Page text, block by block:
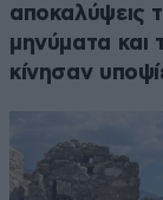
αποκαλύψεις
μηνύματα και
κίνησαν